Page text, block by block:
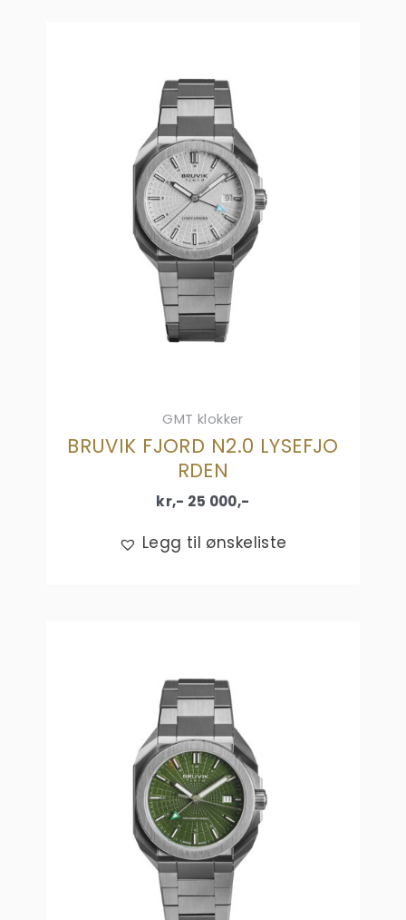
GMT klokker
BRUVIK FJORD N2.0 LYSEFJO
RDEN
kr,- 25 000,-
Legg til ønskeliste